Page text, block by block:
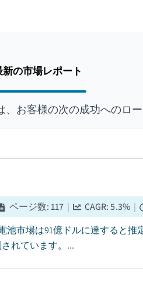
新の市場レポート
お客様の次の成功へのロ
ページ数:117 | CAGR:5.3% |
池市場は91億ドルに達すると
れています。...